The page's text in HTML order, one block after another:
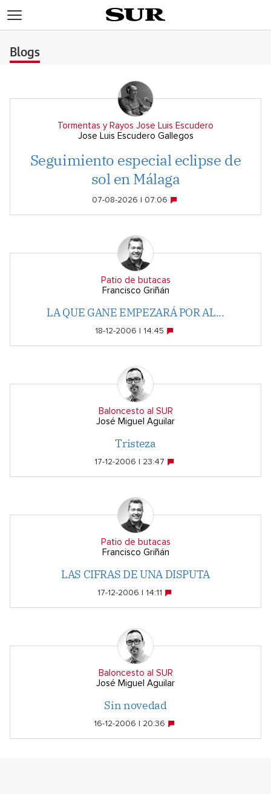
Blogs
Tormentas y Rayos Jose Luis Escudero
Jose Luis Escudero Gallegos
Seguimiento especial eclipse de
sol en Málaga
07-08-2026 | 07:06
Patio de butacas
Francisco Griñán
LA QUE GANE EMPEZARÁ POR AL...
18-12-2006 | 14:45
Baloncesto al SUR
José Miguel Aguilar
Tristeza
17-12-2006 | 23:47
Patio de butacas
Francisco Griñán
LAS CIFRAS DE UNA DISPUTA
17-12-2006 | 14:11
Baloncesto al SUR
José Miguel Aguilar
Sin novedad
16-12-2006 | 20:36